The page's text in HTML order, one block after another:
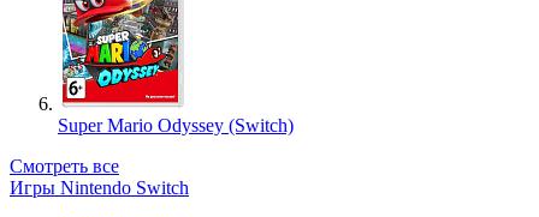
Super Mario Odyssey (Switch)
Смотреть все
Игры Nintendo Switch